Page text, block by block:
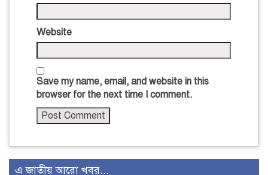
Website
Save my name, email, and website in this
browser for the next time I comment.
এ জাতীয় আরো খবর...